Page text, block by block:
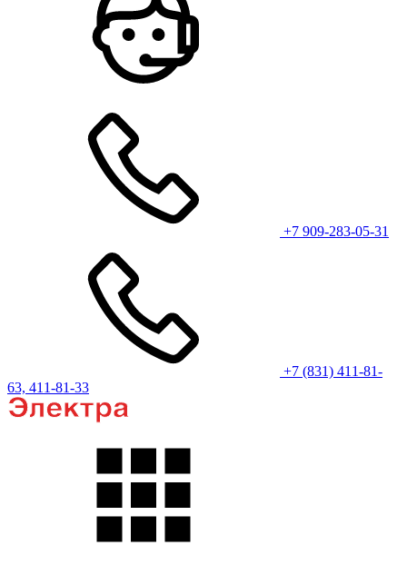
+7 909-283-05-31
+7 (831) 411-81-
63, 411-81-33